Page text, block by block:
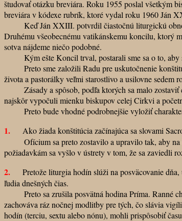
študovať otázku breviára. Roku 1955 poslal všetkým
breviára v kódexe rubrík, ktoré vydal roku 1960 Ján
Keď Ján XXIII. potvrdil čiastočnú liturgickú
Druhému všeobecnému vatikánskemu koncilu, ktorý
sotva nájdeme niečo podobné.
Kým ešte Koncil trval, postarali sme sa o to, aby
Preto sme založili Radu pre uskutočnenie
života a pastorálky veľmi starostlivo a usilovne
Zásady a spôsob, podľa ktorých sa malo zostaviť
najskôr vypočuli mienku biskupov celej Cirkvi a
Preto bude vhodné podrobnejšie vyložiť
1. Ako žiada konštitúcia začínajúca sa slovami
Ofícium sa preto zostavilo a upravilo tak, aby na
požiadavkám sa vyšlo v ústrety v tom, že sa zaviedli
2. Pretože liturgia hodín slúži na posväcovanie dňa,
ľudia dnešných čias.
Preto sa zrušila posvätná hodina Príma. Ranné
zachováva ráz nočnej modlitby pre tých, čo slávia
hodín (terciu, sextu alebo nónu), mohli prispôsobiť